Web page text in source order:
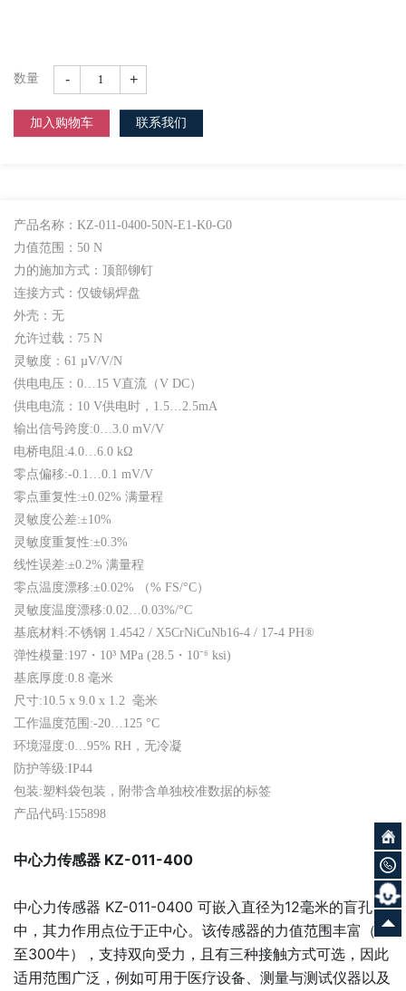
数量 - +
加入购物车 联系我们
产品名称：KZ-011-0400-50N-E1-K0-G0
力值范围：50 N
力的施加方式：顶部铆钉
连接方式：仅镀锡焊盘
外壳：无
允许过载：75 N
灵敏度：61 µV/V/N
供电电压：0…15 V直流（V DC）
供电电流：10 V供电时，1.5…2.5mA
输出信号跨度:0…3.0 mV/V
电桥电阻:4.0…6.0 kΩ
零点偏移:-0.1…0.1 mV/V
零点重复性:±0.02% 满量程
灵敏度公差:±10%
灵敏度重复性:±0.3%
线性误差:±0.2% 满量程
零点温度漂移:±0.02% （% FS/°C）
灵敏度温度漂移:0.02…0.03%/°C
基底材料:不锈钢 1.4542 / X5CrNiCuNb16-4 / 17-4 PH®
弹性模量:197・10³ MPa (28.5・10⁻⁶ ksi)
基底厚度:0.8 毫米
尺寸:10.5 x 9.0 x 1.2 毫米
工作温度范围:-20…125 °C
环境湿度:0…95% RH，无冷凝
防护等级:IP44
包装:塑料袋包装，附带含单独校准数据的标签
产品代码:155898
中心力传感器 KZ-011-400
中心力传感器 KZ-011-0400 可嵌入直径为12毫米的盲孔
中，其力作用点位于正中心。该传感器的力值范围丰富（18
至300牛），支持双向受力，且有三种接触方式可选，因此
适用范围广泛，例如可用于医疗设备、测量与测试仪器以及